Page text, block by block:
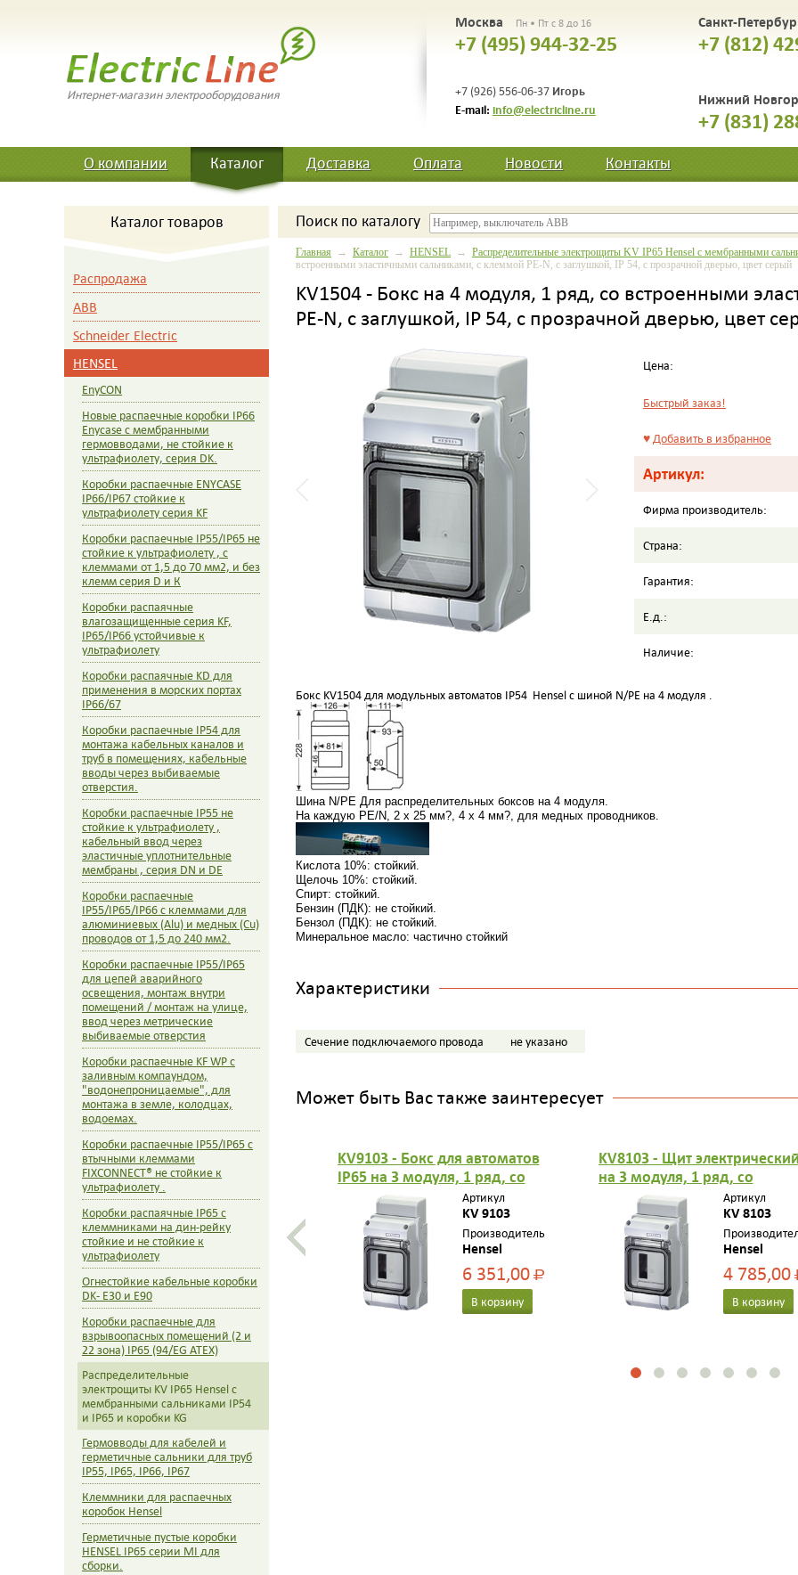
Интернет-магазин электрооборудования
Москва Пн • Пт с 8 до 16
+7 (495) 944-32-25
+7 (926) 556-06-37 Игорь
E-mail: info@electricline.ru
Санкт-
+7 (812)
Нижний
+7 (831)
О компании Каталог Доставка Оплата Новости Контакты
Каталог товаров
Распродажа
ABB
Schneider Electric
HENSEL
EnyCON
Новые распаечные коробки IP66
Enycase с мембранными
гермовводами, не стойкие к
ультрафиолету, серия DK.
Коробки распаечные ENYCASE
IP66/IP67 стойкие к
ультрафиолету серия KF
Коробки распаечные IP55/IP65 не
стойкие к ультрафиолету , с
клеммами от 1,5 до 70 мм2, и без
клемм серия D и К
Коробки распаячные
влагозащищенные серия KF,
IP65/IP66 устойчивые к
ультрафиолету
Коробки распаячные KD для
применения в морских портах
IP66/67
Коробки распаечные IP54 для
монтажа кабельных каналов и
труб в помещениях, кабельные
вводы через выбиваемые
отверстия.
Коробки распаечные IP55 не
стойкие к ультрафиолету ,
кабельный ввод через
эластичные уплотнительные
мембраны , серия DN и DE
Коробки распаечные
IP55/IP65/IP66 с клеммами для
алюминиевых (Alu) и медных (Cu)
проводов от 1,5 до 240 мм2.
Коробки распаечные IP55/IP65
для цепей аварийного
освещения, монтаж внутри
помещений / монтаж на улице,
ввод через метрические
выбиваемые отверстия
Коробки распаечные KF WP с
заливным компаундом,
"водонепроницаемые", для
монтажа в земле, колодцах,
водоемах.
Коробки распаечные IP55/IP65 с
втычными клеммами
FIXCONNECT® не стойкие к
ультрафиолету .
Коробки распаячные IP65 с
клеммниками на дин-рейку
стойкие и не стойкие к
ультрафиолету
Огнестойкие кабельные коробки
DK- E30 и E90
Коробки распаечные для
взрывоопасных помещений (2 и
22 зона) IP65 (94/EG ATEX)
Распределительные
электрощиты KV IP65 Hensel c
мембранными сальниками IP54
и IP65 и коробки KG
Гермовводы для кабелей и
герметичные сальники для труб
IP55, IP65, IP66, IP67
Клеммники для распаечных
коробок Hensel
Герметичные пустые коробки
HENSEL IP65 серии MI для
сборки.
Поиск по каталогу
Главная → Каталог → HENSEL → Распределительные электрощиты KV IP65 Hensel c мембранными
встроенными эластичными сальниками, с клеммой PE-N, с заглушкой, IP 54, с прозрачной дверью, цвет серый
KV1504 - Бокс на 4 модуля, 1 ряд, со встроенными
PE-N, с заглушкой, IP 54, с прозрачной дверью, цвет
Цена:
Быстрый заказ!
♥Добавить в избранное
Артикул:
Фирма производитель:
Страна:
Гарантия:
Е.д.:
Наличие:
Бокс KV1504 для модульных автоматов IP54 Hensel c шиной N/PE на 4 модуля .
Шина N/PE Для распределительных боксов на 4 модуля.
На каждую PE/N, 2 х 25 мм?, 4 x 4 мм?, для медных проводников.
Кислота 10%: стойкий.
Щелочь 10%: стойкий.
Спирт: стойкий.
Бензин (ПДК): не стойкий.
Бензол (ПДК): не стойкий.
Минеральное масло: частично стойкий
Характеристики
Сечение подключаемого провода не указано
Может быть Вас также заинтересует
KV9103 - Бокс для автоматов
IP65 на 3 модуля, 1 ряд, со
встроенными эластичными
сальниками, с клеммой PE-N,
с прозрачной дверью, цвет
серый
Артикул
KV 9103
Производитель
Hensel
6 351,00Р
В корзину
KV8103 - Щит электрический
на 3 модуля, 1 ряд, со
встроенными эластичными
сальниками, без клеммы PE-
N, IP 65, с прозрачной
дверью, цвет серый
Артикул
KV 8103
Hensel
4 785,00
В корзину